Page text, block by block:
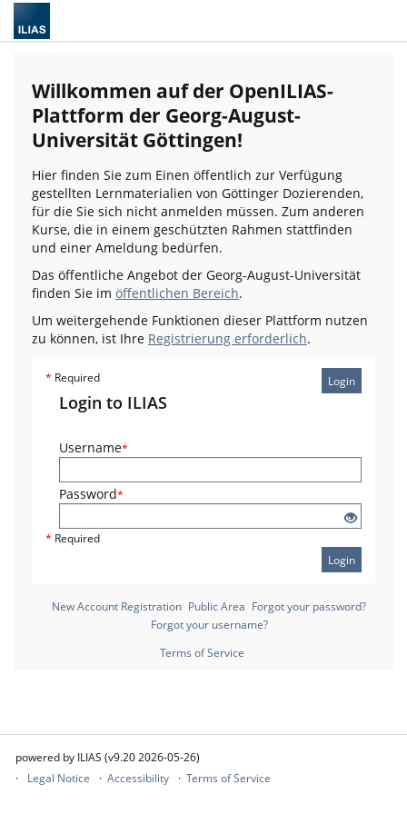
Willkommen auf der OpenILIAS-
Plattform der Georg-August-
Universität Göttingen!
Hier finden Sie zum Einen öffentlich zur Verfügung
gestellten Lernmaterialien von Göttinger Dozierenden,
für die Sie sich nicht anmelden müssen. Zum anderen
Kurse, die in einem geschützten Rahmen stattfinden
und einer Ameldung bedürfen.
Das öffentliche Angebot der Georg-August-Universität
finden Sie im öffentlichen Bereich.
Um weitergehende Funktionen dieser Plattform nutzen
zu können, ist Ihre Registrierung erforderlich.
Login
* Required
Login to ILIAS
Username*
Password*
* Required
Login
New Account Registration Public Area Forgot your password?
Forgot your username?
Terms of Service
powered by ILIAS (v9.20 2026-05-26)
Legal Notice
Accessibility Terms of Service